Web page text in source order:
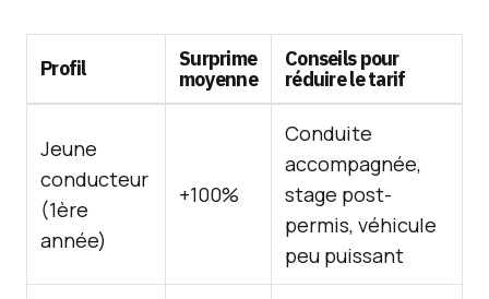
Profil
Surprime
moyenne
Conseils pour
réduire le tarif
Jeune
conducteur
(1ère
année)
+100%
Conduite
accompagnée,
stage post-
permis, véhicule
peu puissant